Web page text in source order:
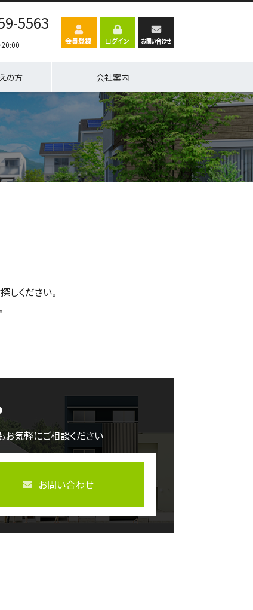
5563
20:00
の方 会社案内
しください。
お気軽にご相談ください
お問い合わせ